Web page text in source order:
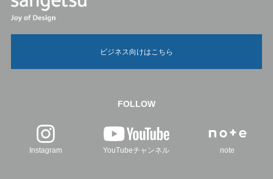
ビジネス向けはこちら
FOLLOW
Instagram YouTubeチャンネル note